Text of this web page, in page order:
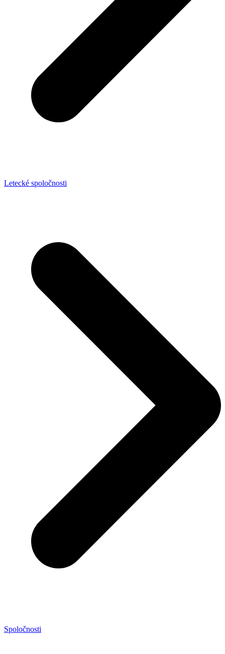
Letecké spoločnosti
Spoločnosti